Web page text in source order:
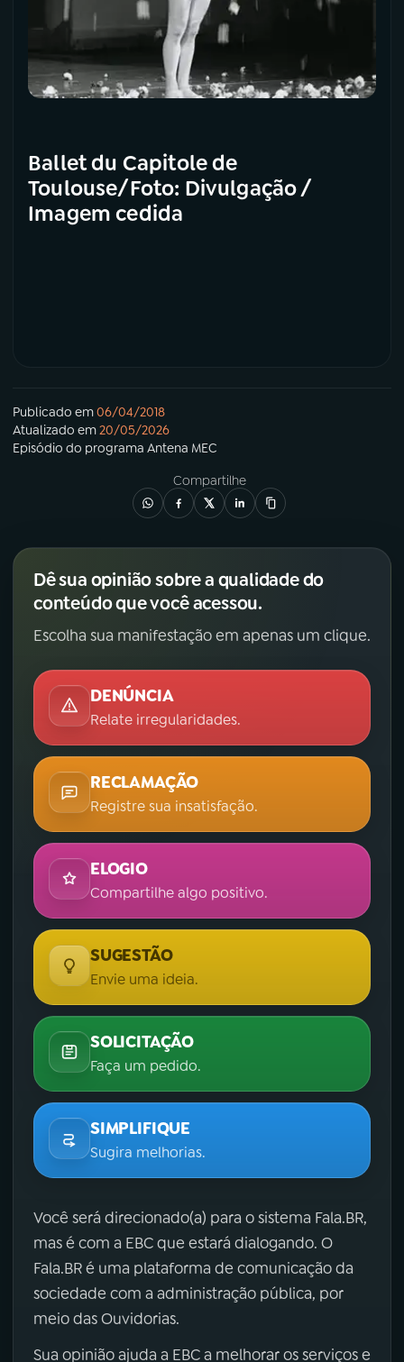
Ballet du Capitole de
Toulouse/Foto: Divulgação /
Imagem cedida
Publicado em06/04/2018
Atualizado em20/05/2026
Episódio do programa Antena MEC
Compartilhe
Dê sua opinião sobre a qualidade do
conteúdo que você acessou.
Escolha sua manifestação em apenas um clique.
DENÚNCIA
Relate irregularidades.
RECLAMAÇÃO
Registre sua insatisfação.
ELOGIO
Compartilhe algo positivo.
SUGESTÃO
Envie uma ideia.
SOLICITAÇÃO
Faça um pedido.
SIMPLIFIQUE
Sugira melhorias.
Você será direcionado(a) para o sistema Fala.BR,
mas é com a EBC que estará dialogando. O
Fala.BR é uma plataforma de comunicação da
sociedade com a administração pública, por
meio das Ouvidorias.
Sua opinião ajuda a EBC a melhorar os serviços e